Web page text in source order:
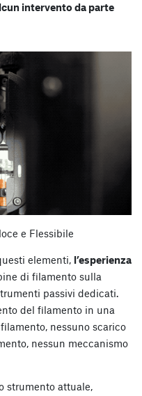
intervento da parte
e Flessibile
elementi, l’esperienza
di filamento sulla
passivi dedicati.
del filamento in una
nessuno scarico
nessun meccanismo
strumento attuale,